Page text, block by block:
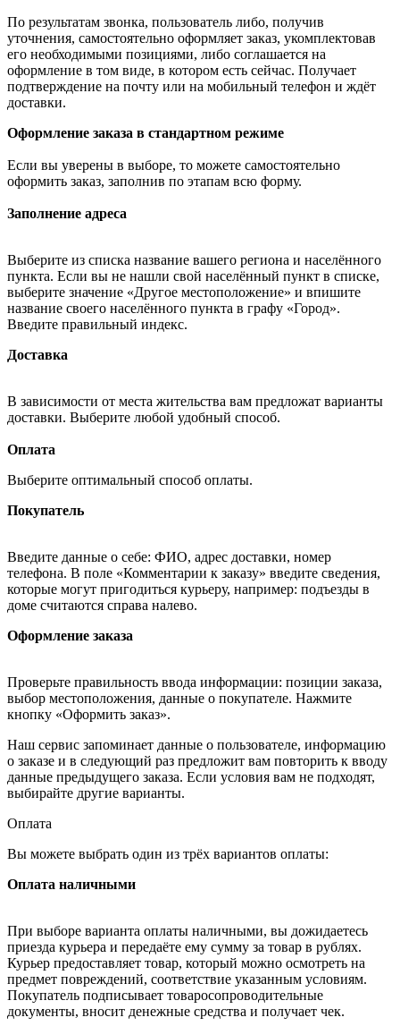
По результатам звонка, пользователь либо, получив
уточнения, самостоятельно оформляет заказ, укомплектовав
его необходимыми позициями, либо соглашается на
оформление в том виде, в котором есть сейчас. Получает
подтверждение на почту или на мобильный телефон и ждёт
доставки.
Оформление заказа в стандартном режиме
Если вы уверены в выборе, то можете самостоятельно
оформить заказ, заполнив по этапам всю форму.
Заполнение адреса
Выберите из списка название вашего региона и населённого
пункта. Если вы не нашли свой населённый пункт в списке,
выберите значение «Другое местоположение» и впишите
название своего населённого пункта в графу «Город».
Введите правильный индекс.
Доставка
В зависимости от места жительства вам предложат варианты
доставки. Выберите любой удобный способ.
Оплата
Выберите оптимальный способ оплаты.
Покупатель
Введите данные о себе: ФИО, адрес доставки, номер
телефона. В поле «Комментарии к заказу» введите сведения,
которые могут пригодиться курьеру, например: подъезды в
доме считаются справа налево.
Оформление заказа
Проверьте правильность ввода информации: позиции заказа,
выбор местоположения, данные о покупателе. Нажмите
кнопку «Оформить заказ».
Наш сервис запоминает данные о пользователе, информацию
о заказе и в следующий раз предложит вам повторить к вводу
данные предыдущего заказа. Если условия вам не подходят,
выбирайте другие варианты.
Оплата
Вы можете выбрать один из трёх вариантов оплаты:
Оплата наличными
При выборе варианта оплаты наличными, вы дожидаетесь
приезда курьера и передаёте ему сумму за товар в рублях.
Курьер предоставляет товар, который можно осмотреть на
предмет повреждений, соответствие указанным условиям.
Покупатель подписывает товаросопроводительные
документы, вносит денежные средства и получает чек.